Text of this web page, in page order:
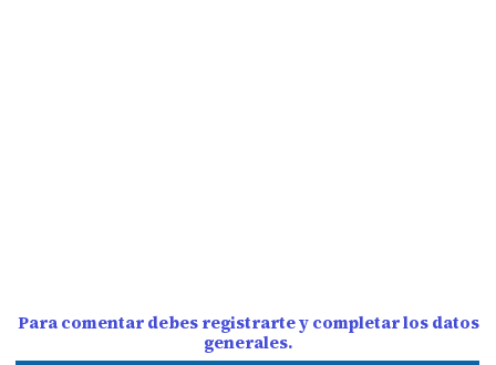
Para comentar debes registrarte y completar los datos
generales.